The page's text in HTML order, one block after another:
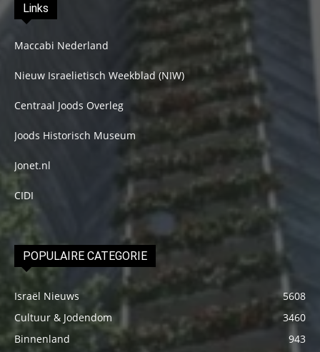
Links
Maccabi Nederland
Nieuw Israelietisch Weekblad (NIW)
Centraal Joods Overleg
Joods Historisch Museum
Jonet.nl
CIDI
POPULAIRE CATEGORIE
Israël Nieuws
5608
Cultuur & Jodendom
3460
Binnenland
943